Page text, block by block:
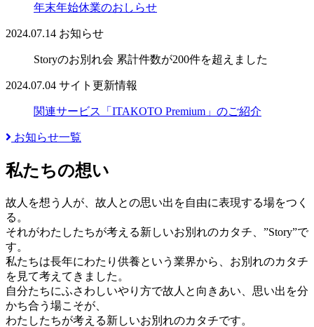
年末年始休業のおしらせ
2024.07.14 お知らせ
Storyのお別れ会 累計件数が200件を超えました
2024.07.04 サイト更新情報
関連サービス「ITAKOTO Premium」のご紹介
お知らせ一覧
私たちの想い
故人を想う人が、故人との思い出を自由に表現する場をつく
る。
それがわたしたちが考える新しいお別れのカタチ、”Story”で
す。
私たちは長年にわたり供養という業界から、お別れのカタチ
を見て考えてきました。
自分たちにふさわしいやり方で故人と向きあい、思い出を分
かち合う場こそが、
わたしたちが考える新しいお別れのカタチです。